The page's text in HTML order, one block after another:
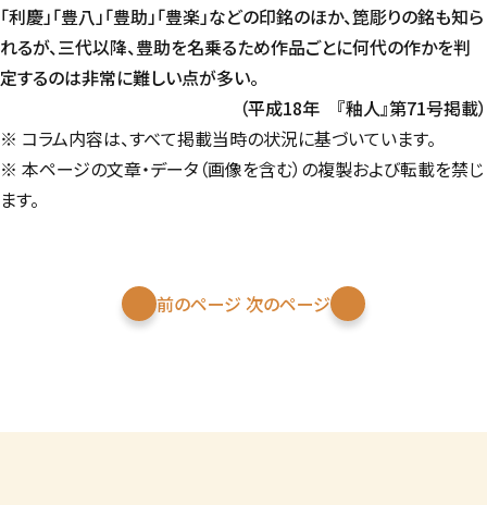
「利慶」「豊八」「豊助」「豊楽」などの印銘のほか、箆彫りの銘も知ら
れるが、三代以降、豊助を名乗るため作品ごとに何代の作かを判
定するのは非常に難しい点が多い。
（平成18年 『釉人』第71号掲載）
※ コラム内容は、すべて掲載当時の状況に基づいています。
※ 本ページの文章・データ（画像を含む）の複製および転載を禁じ
ます。
前のページ 次のページ